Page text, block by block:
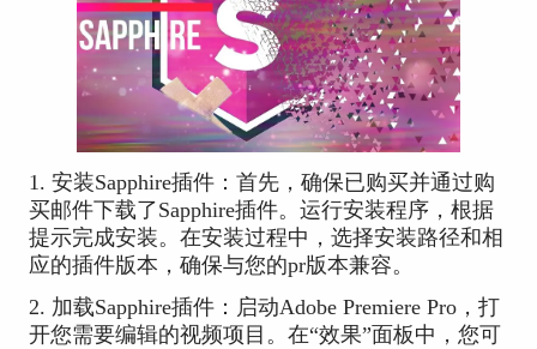
1. 安装Sapphire插件：首先，确保已购买并通过购
买邮件下载了Sapphire插件。运行安装程序，根据
提示完成安装。在安装过程中，选择安装路径和相
应的插件版本，确保与您的pr版本兼容。
2. 加载Sapphire插件：启动Adobe Premiere Pro，打
开您需要编辑的视频项目。在“效果”面板中，您可